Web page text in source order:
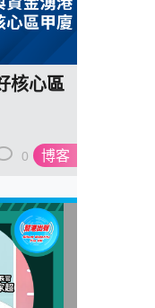
博客
核心區
0